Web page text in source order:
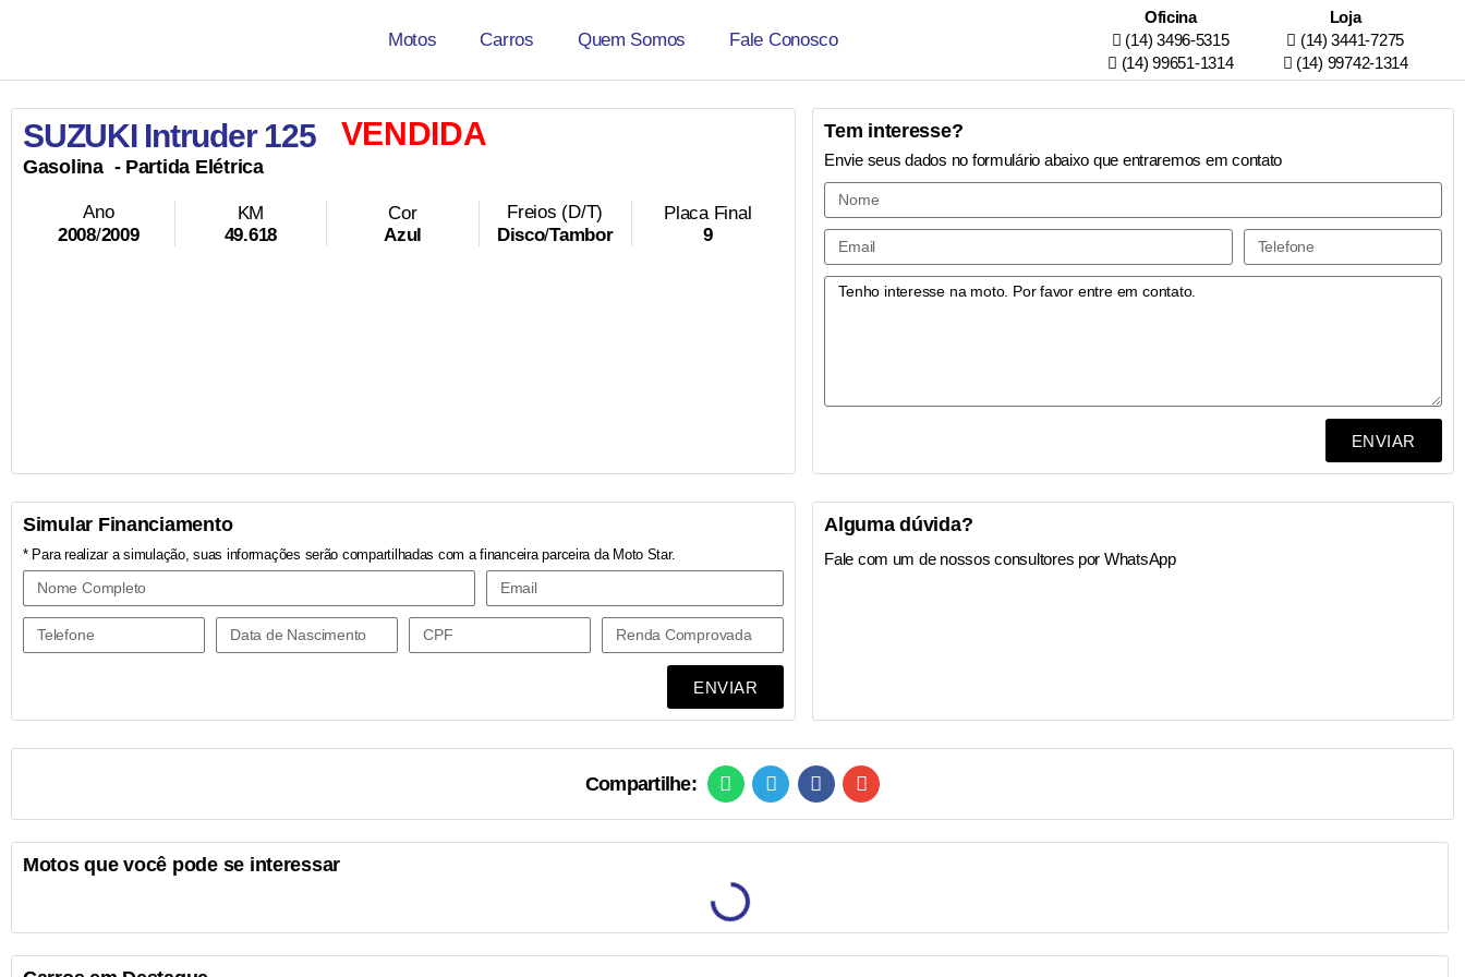
Motos Carros Quem Somos Fale Conosco
Oficina
(14) 3496-5315
(14) 99651-1314
Loja
(14) 3441-7275
(14) 99742-1314
SUZUKI Intruder 125VENDIDA
Gasolina - Partida Elétrica
Ano
2008/2009
KM
49.618
Cor
Azul
Freios (D/T)
Disco/Tambor
Placa Final
9
Tem interesse?
Envie seus dados no formulário abaixo que entraremos em contato
ENVIAR
Simular Financiamento
* Para realizar a simulação, suas informações serão compartilhadas com a financeira parceira da Moto Star.
ENVIAR
Alguma dúvida?
Fale com um de nossos consultores por WhatsApp
Compartilhe:
Motos que você pode se interessar